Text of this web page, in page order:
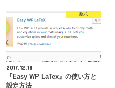
数式
2017.12.18
『Easy WP LaTex』の使い方と
設定方法